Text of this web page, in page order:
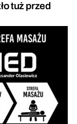
tuż przed